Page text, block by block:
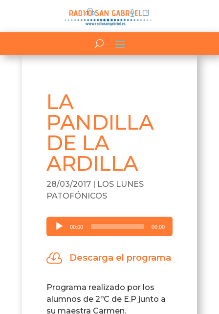
LA
PANDILLA
DE LA
ARDILLA
28/03/2017| LOS LUNES
PATOFÓNICOS
Reproductor
de
00:00 00:00
 Descarga el programa
Programa realizado por los
alumnos de 2ºC de E.P junto a
su maestra Carmen.